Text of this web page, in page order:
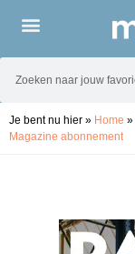
Je bent nu hier » Home »
Magazine abonnement